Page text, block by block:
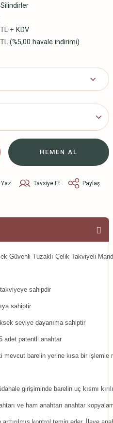
+ KDV
(%5,00 havale indirimi)
HEMEN AL
Tavsiye Et Paylaş
Güvenli Tuzaklı Çelik Takviyeli
sahipdir
sahiptir
seviye dayanıma sahiptir
adet patentli anahtar
mevcut barelin yerine kısa bir işlemle
girişiminde barelin uç kısmı
ve ham anahtarı anahtar